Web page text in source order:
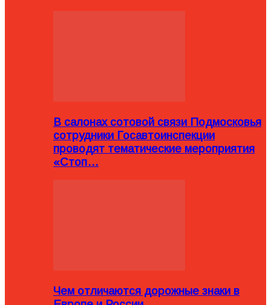
В салонах сотовой связи Подмосковья
сотрудники Госавтоинспекции
проводят тематические мероприятия
«Стоп…
Чем отличаются дорожные знаки в